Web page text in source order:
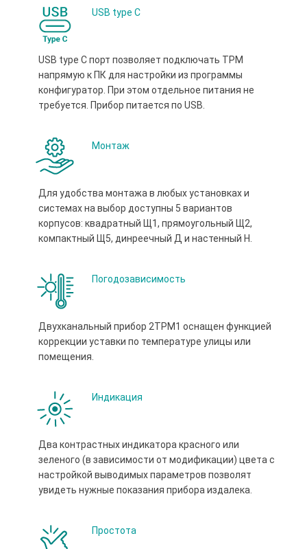
USB type С
USB type С порт позволяет подключать ТРМ
напрямую к ПК для настройки из программы
конфигуратор. При этом отдельное питания не
требуется. Прибор питается по USB.
Монтаж
Для удобства монтажа в любых установках и
системах на выбор доступны 5 вариантов
корпусов: квадратный Щ1, прямоугольный Щ2,
компактный Щ5, динреечный Д и настенный Н.
Погодозависимость
Двухканальный прибор 2ТРМ1 оснащен функцией
коррекции уставки по температуре улицы или
помещения.
Индикация
Два контрастных индикатора красного или
зеленого (в зависимости от модификации) цвета с
настройкой выводимых параметров позволят
увидеть нужные показания прибора издалека.
Простота